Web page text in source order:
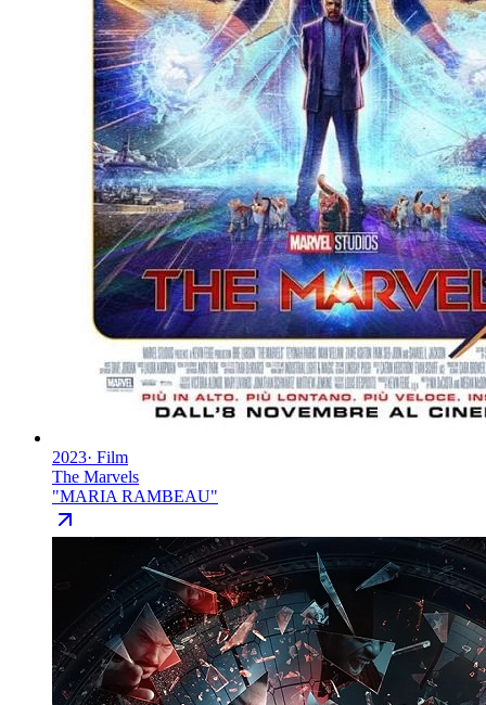
2023· Film
The Marvels
"MARIA RAMBEAU"